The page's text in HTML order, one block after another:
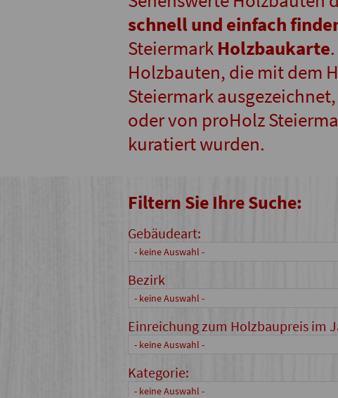
schnell und einfach
Steiermark Holzbaukarte
Holzbauten, die mit dem
Steiermark
oder von proHolz
kuratiert wurden.
Filtern Sie Ihre Suche:
Gebäudeart:
- keine Auswahl -
Bezirk
- keine Auswahl -
Einreichung zum Holzbaupreis im
- keine Auswahl -
Kategorie:
- keine Auswahl -